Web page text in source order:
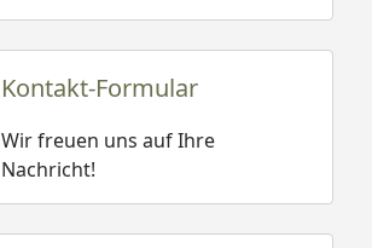
Kontakt-Formular
Wir freuen uns auf Ihre
Nachricht!